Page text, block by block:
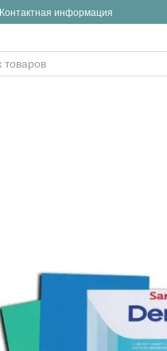
Контактная информация